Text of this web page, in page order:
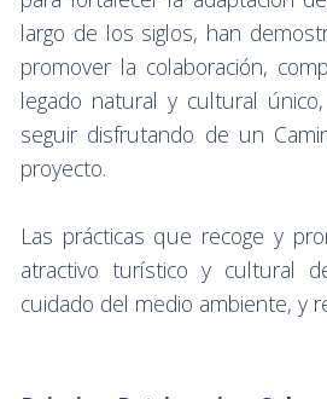
largo de los siglos, han
promover la colaboración,
legado natural y cultural
seguir disfrutando de un
proyecto.
Las prácticas que recoge y
atractivo turístico y cultural
cuidado del medio ambiente, y